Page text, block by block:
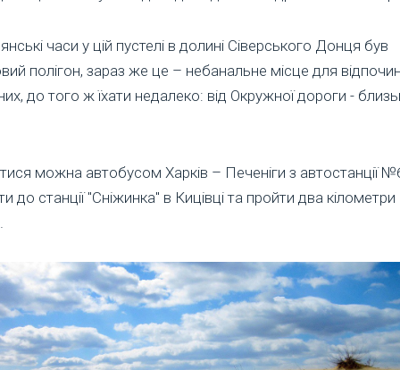
часи у цій пустелі в долині Сіверського Донця був
полігон, зараз же це – небанальне місце для
до того ж їхати недалеко: від Окружної дороги -
можна автобусом Харків – Печеніги з автостанції
до станції "Сніжинка" в Кицівці та пройти два кілометри